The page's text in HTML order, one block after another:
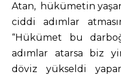
Atan, hükümetin
ciddi adımlar
“Hükümet bu
adımlar atarsa biz
döviz yükseldi